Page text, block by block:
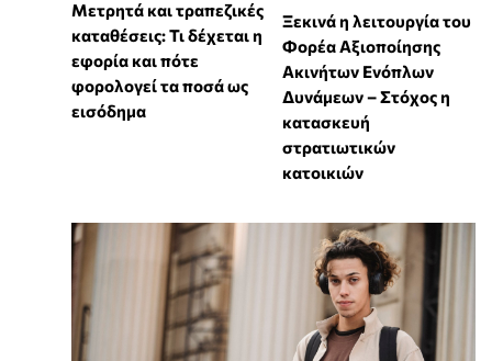
Μετρητά και τραπεζικές
καταθέσεις: Τι δέχεται η
εφορία και πότε
φορολογεί τα ποσά ως
εισόδημα
Ξεκινά η λειτουργία του
Φορέα Αξιοποίησης
Ακινήτων Ενόπλων
Δυνάμεων – Στόχος η
κατασκευή
στρατιωτικών
κατοικιών